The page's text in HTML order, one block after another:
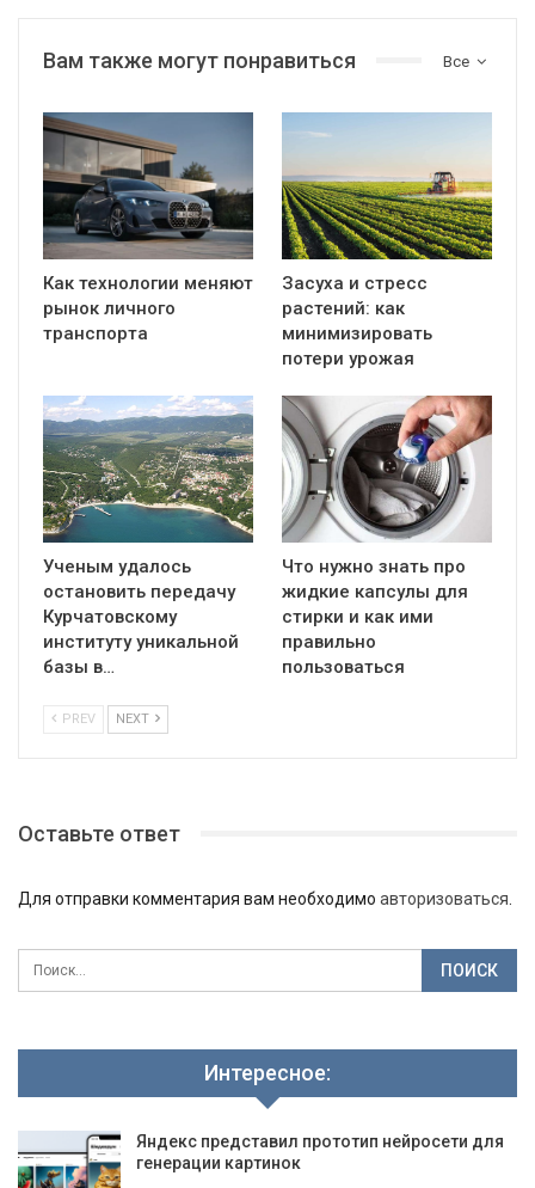
Все
Вам также могут понравиться
Как технологии меняют
рынок личного
транспорта
Засуха и стресс
растений: как
минимизировать
потери урожая
Ученым удалось
остановить передачу
Курчатовскому
институту уникальной
базы в…
Что нужно знать про
жидкие капсулы для
стирки и как ими
правильно
пользоваться
PREV NEXT
Оставьте ответ
Для отправки комментария вам необходимо авторизоваться
Интересное:
Яндекс представил прототип нейросети для
генерации картинок